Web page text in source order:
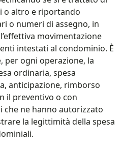
o altro e riportando
o numeri di assegno, in
movimentazione
intestati al condominio. È
per ogni operazione, la
ordinaria, spesa
anticipazione, rimborso
il preventivo o con
che ne hanno autorizzato
la legittimità della spesa